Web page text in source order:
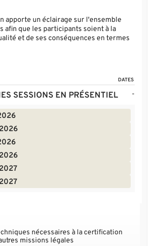
apporte un éclairage sur l'ensemble
afin que les participants soient à la
et de ses conséquences en termes
DATES
SESSIONS EN PRÉSENTIEL -
nécessaires à la certification
missions légales